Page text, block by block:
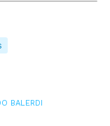
BALERDI